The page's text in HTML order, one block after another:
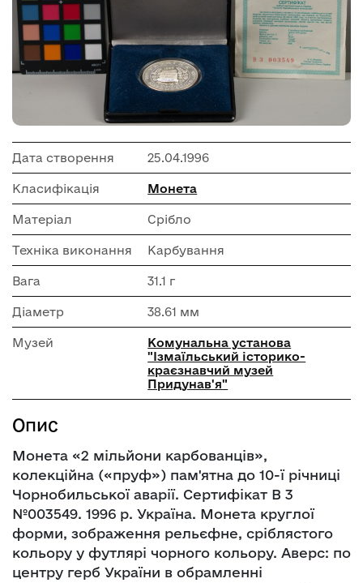
Дата створення 25.04.1996
Класифікація Монета
Матеріал Срібло
Техніка виконання Карбування
Вага 31.1 г
Діаметр 38.61 мм
Музей
Комунальна установа
"Ізмаїльський історико-
краєзнавчий музей
Придунав'я"
Опис
Монета «2 мільйони карбованців»,
колекційна («пруф») пам'ятна до 10-ї річниці
Чорнобильської аварії. Сертифікат В 3
№003549. 1996 р. Україна. Монета круглої
форми, зображення рельєфне, сріблястого
кольору у футлярі чорного кольору. Аверс: по
центру герб України в обрамленні